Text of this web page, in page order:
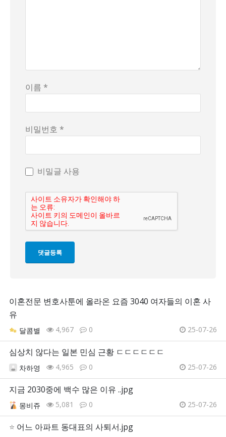
이름 *
비밀번호 *
비밀글 사용
이혼전문 변호사툰에 올라온 요즘 3040 여자들의 이혼 사
유
달콤별 4,967 0 25-07-26
심상치 않다는 일본 민심 근황 ㄷㄷㄷㄷㄷㄷ
차하영 4,965 0 25-07-26
지금 2030중에 백수 많은 이유 ..jpg
몽비쥬 5,081 0 25-07-26
⭐ 어느 아파트 동대표의 사퇴서.jpg